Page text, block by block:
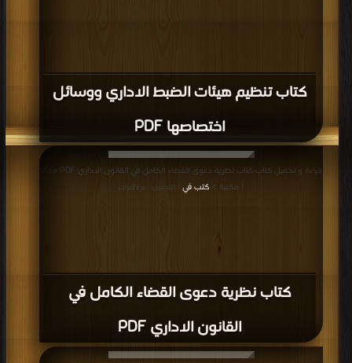
كتاب تنظيم هيئات الضبط الاداري ووسائل
اختصاصها PDF
كتاب نظرية دعوى القضاء الكامل في
القانون الاداري PDF
| مكتبة > كتب في | التحميل : مرة/مرات